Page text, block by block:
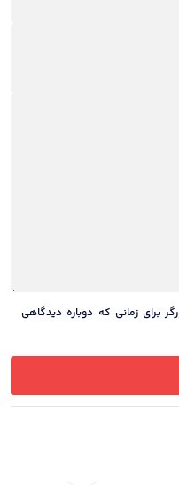
برای زمانی که دوباره دیدگاهی